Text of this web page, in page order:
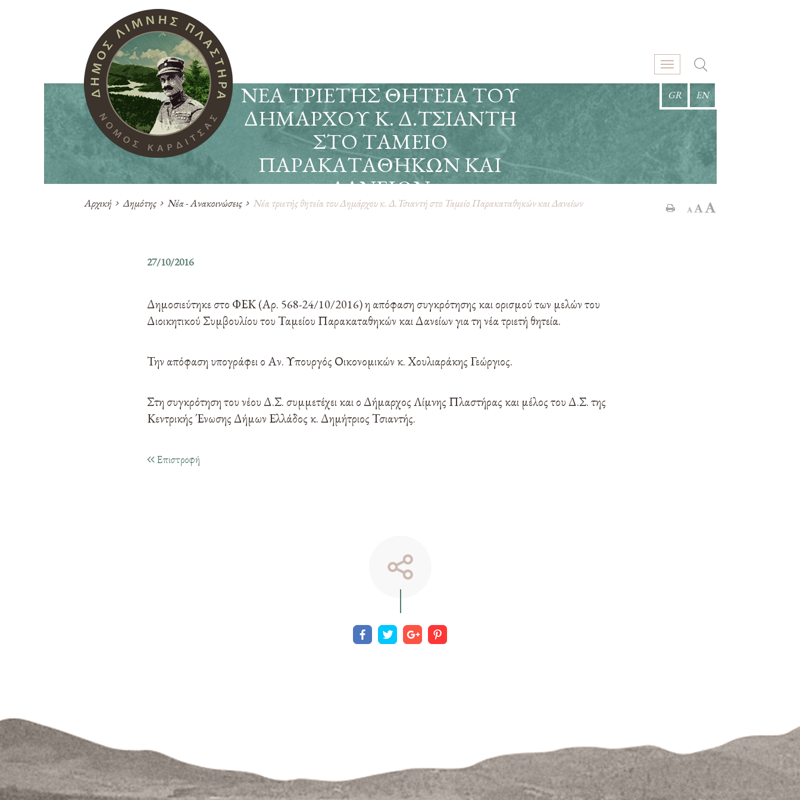
GR EN
ΝΈΑ ΤΡΙΕΤΉΣ ΘΗΤΕΊΑ ΤΟΥ
ΔΗΜΆΡΧΟΥ Κ. Δ.ΤΣΙΑΝΤΉ
ΣΤΟ ΤΑΜΕΊΟ
ΠΑΡΑΚΑΤΑΘΗΚΏΝ ΚΑΙ
ΔΑΝΕΊΩΝ
Αρχική Δημότης Νέα - Ανακοινώσεις Νέα τριετής θητεία του Δημάρχου κ. Δ.Τσιαντή στο Ταμείο Παρακαταθηκών και Δανείων
27/10/2016
Δημοσιεύτηκε στο ΦΕΚ (Αρ. 568-24/10/2016) η απόφαση συγκρότησης και ορισμού των μελών του
Διοικητικού Συμβουλίου του Ταμείου Παρακαταθηκών και Δανείων για τη νέα τριετή θητεία.
Την απόφαση υπογράφει ο Αν. Υπουργός Οικονομικών κ. Χουλιαράκης Γεώργιος.
Στη συγκρότηση του νέου Δ.Σ. συμμετέχει και ο Δήμαρχος Λίμνης Πλαστήρας και μέλος του Δ.Σ. της
Κεντρικής Ένωσης Δήμων Ελλάδος κ. Δημήτριος Τσιαντής.
Επιστροφή